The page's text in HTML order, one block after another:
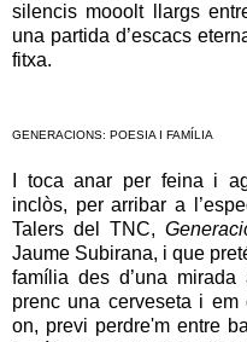
silencis mooolt llargs
una partida d’escacs
fitxa.
GENERACIONS: POESIA I FAMÍLIA
I toca anar per feina i
inclòs, per arribar a
Talers del TNC,
Jaume Subirana, i que
família des d’una
prenc una cerveseta i em
on, previ perdre'm entre